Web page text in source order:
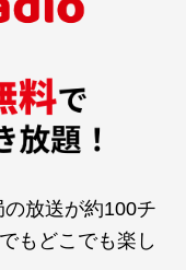
放送が約100チ
もどこでも楽し